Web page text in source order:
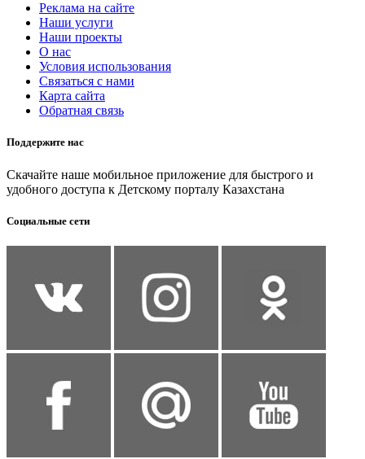
Реклама на сайте
Наши услуги
Наши проекты
О нас
Условия использования
Связаться с нами
Карта сайта
Обратная связь
Поддержите нас
Скачайте наше мобильное приложение для быстрого и
удобного доступа к Детскому порталу Казахстана
Социальные сети